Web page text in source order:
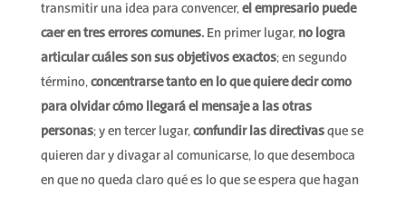
transmitir una idea para convencer,el empresario puede
caer en tres errores comunes.En primer lugar, no logra
articular cuáles son sus objetivos exactos; en segundo
término,concentrarse tanto en lo que quiere decir como
para olvidar cómo llegará el mensaje a las otras
personas; y en tercer lugar,confundir las directivasque se
quieren dar y divagar al comunicarse, lo que desemboca
en que no queda claro qué es lo que se espera que hagan